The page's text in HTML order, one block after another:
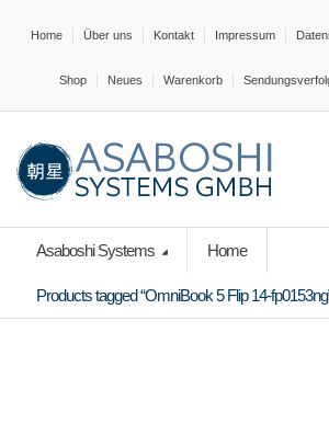
Home Über uns Kontakt Impressum
Shop Neues Warenkorb
Asaboshi Systems Home
Products tagged “OmniBook 5 Flip 14-